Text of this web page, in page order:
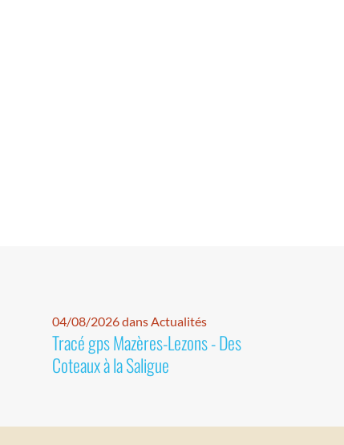
04/08/2026 dans Actualités
Tracé gps Mazères-Lezons - Des
Coteaux à la Saligue